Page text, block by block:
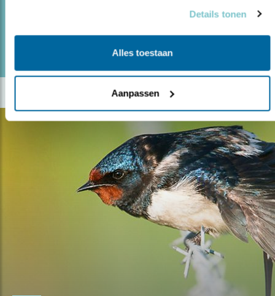
Details tonen
Alles toestaan
Aanpassen